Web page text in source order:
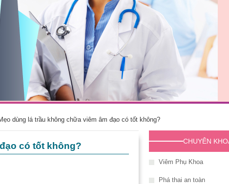
dùng lá trầu không chữa viêm âm đạo có tốt không?
có tốt không? CHUYÊN
Viêm Phụ Khoa
Phá thai an toàn